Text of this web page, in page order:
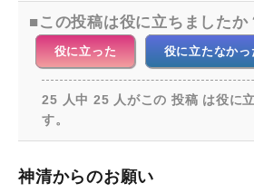
この投稿は役に立ちましたか
役に立った 役に立たなかっ
25 人中 25 人がこの 投稿 は役に
す。
神清からのお願い